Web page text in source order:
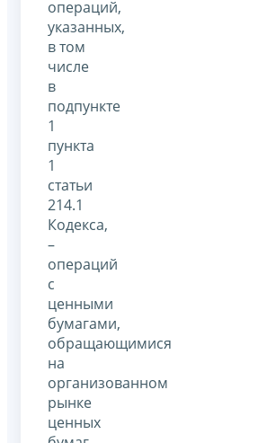
операций,
указанных,
в том
числе
в
подпункте
1
пункта
1
статьи
214.1
Кодекса,
–
операций
с
ценными
бумагами,
обращающимися
на
организованном
рынке
ценных